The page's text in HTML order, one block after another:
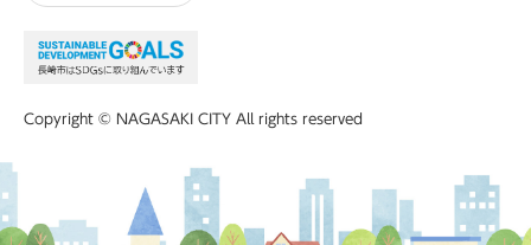
Copyright © NAGASAKI CITY All rights reserved